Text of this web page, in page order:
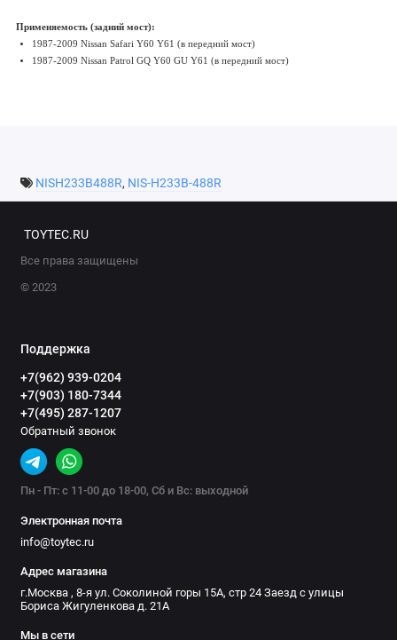
Применяемость (задний мост):
1987-2009 Nissan Safari Y60 Y61 (в передний мост)
1987-2009 Nissan Patrol GQ Y60 GU Y61 (в передний мост)
NISH233B488R, NIS-H233B-488R
TOYTEC.RU
Все права защищены
© 2023
Поддержка
+7(962) 939-0204
+7(903) 180-7344
+7(495) 287-1207
Обратный звонок
Пн - Пт: с 11-00 до 18-00, Сб и Вс: выходной
Электронная почта
info@toytec.ru
Адрес магазина
г.Москва , 8-я ул. Соколиной горы 15А, стр 24 Заезд с улицы
Бориса Жигуленкова д. 21А
Мы в сети